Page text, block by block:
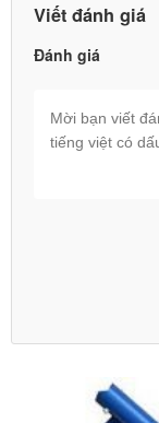
Viết đánh giá
Đánh giá